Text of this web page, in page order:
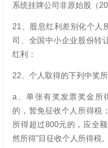
系统挂牌公司非原始股（
21、股息红利差别化个
司、全国中小企业股份转
红利：
22、个人取得的下列中奖
a、单张有奖发票奖金所
的，暂免征收个人所得税
所得超过800元的，应全
然所得”目征收个人所得税。